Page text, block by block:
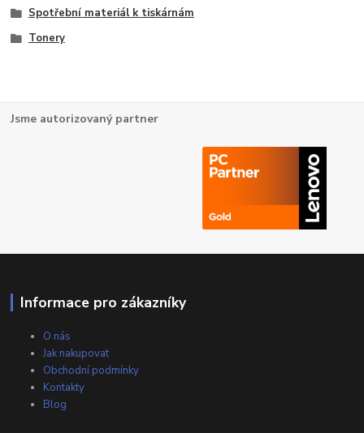
Spotřební materiál k tiskárnám
Tonery
Jsme autorizovaný partner
Informace pro zákazníky
O nás
Jak nakupovat
Obchodní podmínky
Kontakty
Blog